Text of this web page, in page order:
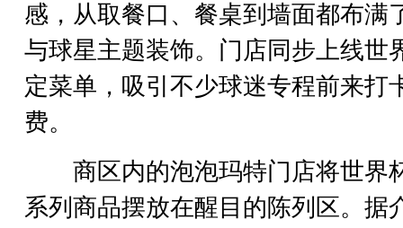
感，从取餐口、餐桌到墙面都布满
与球星主题装饰。门店同步上线世
定菜单，吸引不少球迷专程前来打
费。
商区内的泡泡玛特门店将世界
系列商品摆放在醒目的陈列区。据